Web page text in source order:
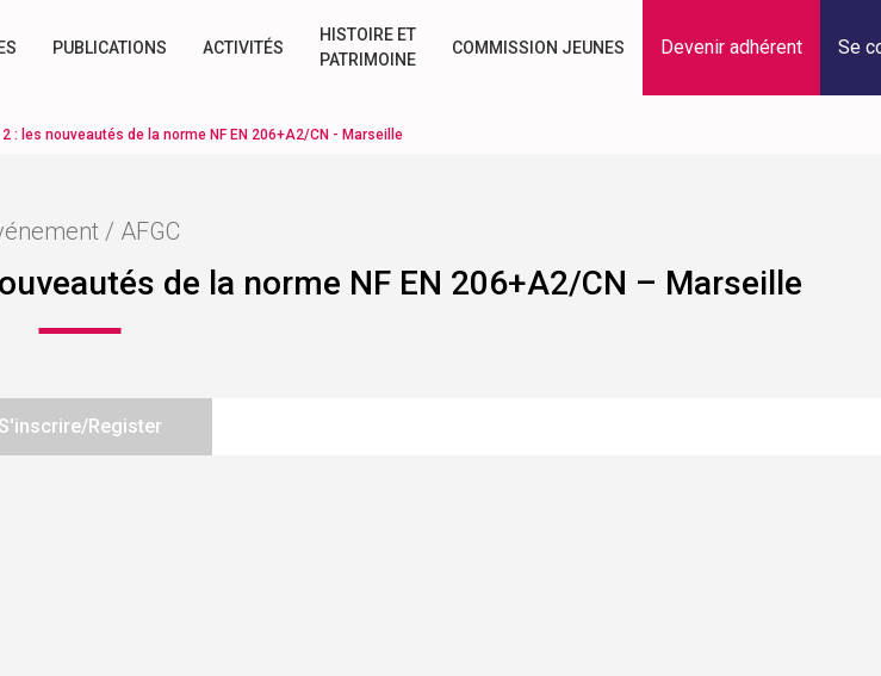
PUBLICATIONS ACTIVITÉS
HISTOIRE ET
PATRIMOINE
COMMISSION JEUNES Devenir adhérent Se
: les nouveautés de la norme NF EN 206+A2/CN - Marseille
/ AFGC
de la norme NF EN 206+A2/CN – Marseille
S'inscrire/Register